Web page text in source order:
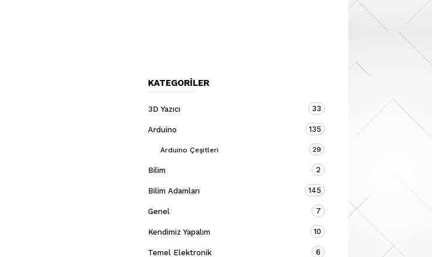
KATEGORILER
3D Yazıcı 33
Arduino 135
Arduino Çeşitleri 29
Bilim 2
Bilim Adamları 145
Genel 7
Kendimiz Yapalım 10
Temel Elektronik 6